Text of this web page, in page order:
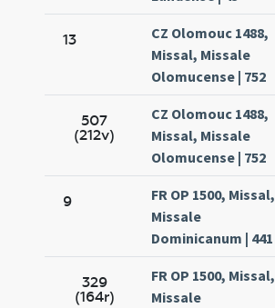
13
CZ Olomouc 1488,
Missal, Missale
Olomucense | 752
507
(212v)
CZ Olomouc 1488,
Missal, Missale
Olomucense | 752
9
FR OP 1500, Missal,
Missale
Dominicanum | 441
329
(164r)
FR OP 1500, Missal,
Missale